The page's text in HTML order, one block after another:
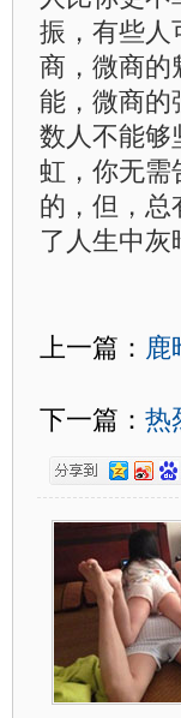
振，有些人
商，微商的
能，微商的
数人不能够
虹，你无需
的，但，总
了人生中灰
上一篇： 鹿
下一篇： 热